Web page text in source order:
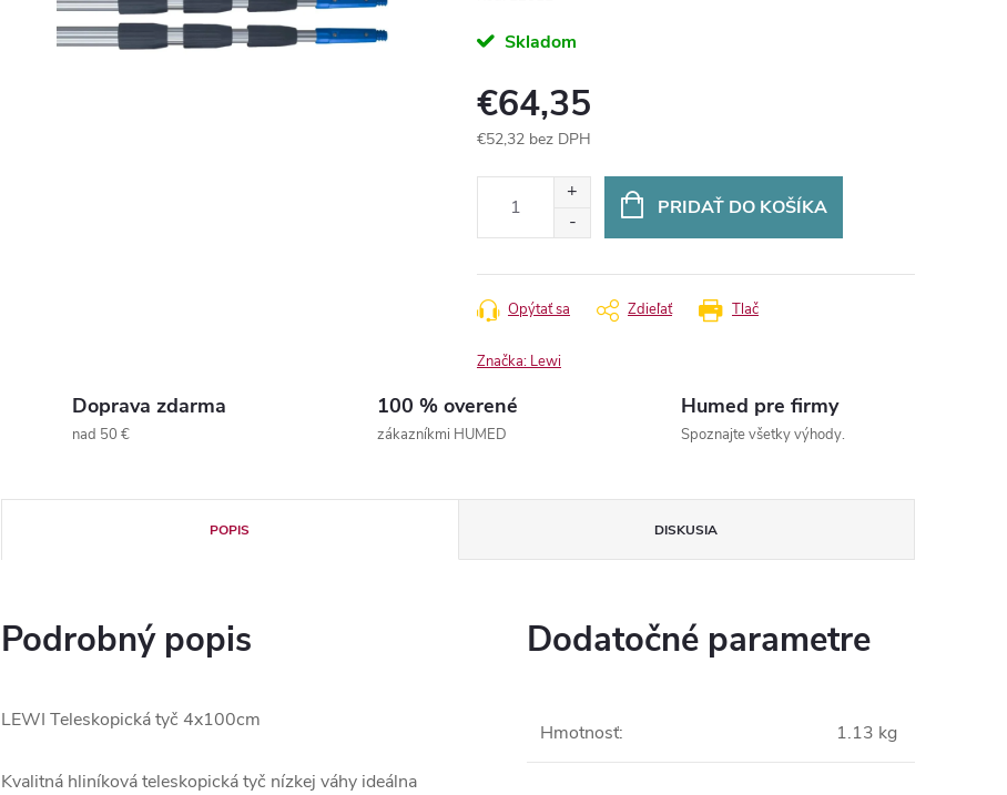
Skladom
€64,35
€52,32 bez DPH
PRIDAŤ DO KOŠÍKA
Tlač
Opýtať sa Zdieľať
Značka: Lewi
Doprava zdarma
nad 50 €
100 % overené
zákazníkmi HUMED
Humed pre firmy
Spoznajte všetky výhody.
POPIS DISKUSIA
Podrobný popis
LEWI Teleskopická tyč 4x100cm
Kvalitná hliníková teleskopická tyč nízkej váhy ideálna
Dodatočné parametre
Hmotnosť: 1.13 kg